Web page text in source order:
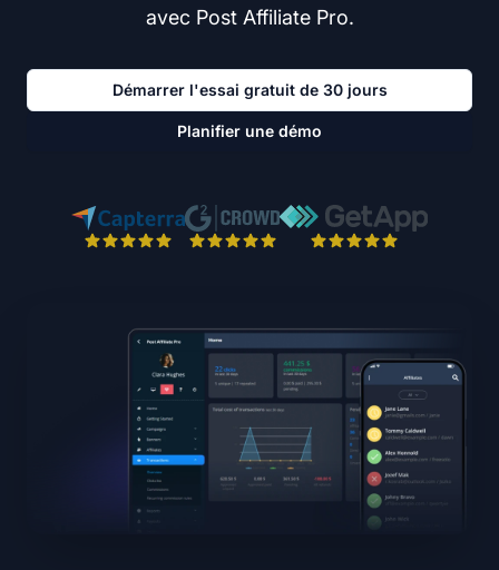
avec Post Affiliate Pro.
Démarrer l'essai gratuit de 30 jours
Planifier une démo